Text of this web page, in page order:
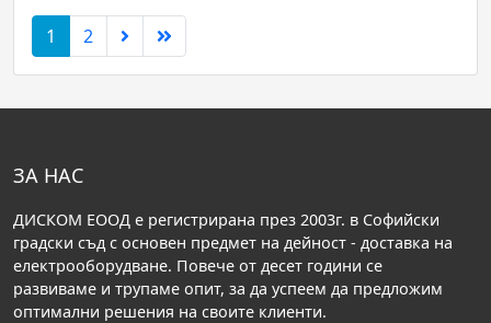
1 2
ЗА НАС
ДИСКОМ ЕООД е регистрирана през 2003г. в Софийски
градски съд с основен предмет на дейност - доставка на
електрооборудване. Повече от десет години се
развиваме и трупаме опит, за да успеем да предложим
оптимални решения на своите клиенти.